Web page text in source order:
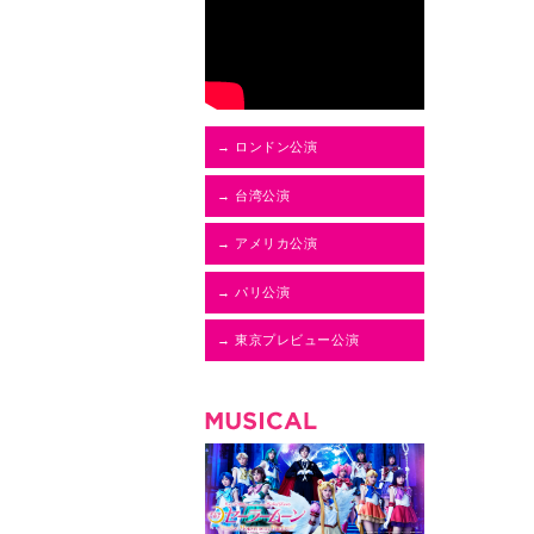
→ ロンドン公演
→ 台湾公演
→ アメリカ公演
→ パリ公演
→ 東京プレビュー公演